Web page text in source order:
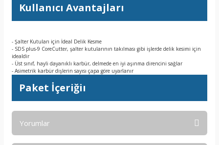
Kullanıcı Avantajları
- Şalter Kutuları için İdeal Delik Kesme
- SDS plus-9 CoreCutter, şalter kutularının takılması gibi işlerde delik kesimi için
idealdir
- Üst sınıf, hayli dayanıklı karbür, delmede en iyi aşınma direncini sağlar
- Asimetrik karbür dişlerin sayısı çapa göre uyarlanır
Paket İçeriğiı
Yorumlar